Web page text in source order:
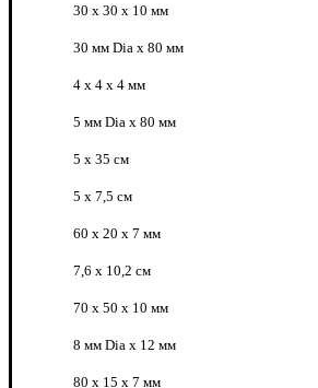
30 x 30 x 10 мм
30 мм Dia x 80 мм
4 x 4 x 4 мм
5 мм Dia x 80 мм
5 х 35 см
5 х 7,5 см
60 x 20 x 7 мм
7,6 х 10,2 см
70 x 50 x 10 мм
8 мм Dia x 12 мм
80 x 15 x 7 мм